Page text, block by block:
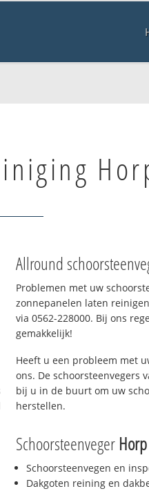
Allround
Problemen met uw
zonnepanelen laten
via 0562-228000. Bij ons
gemakkelijk!
Heeft u een probleem met
ons. De schoorsteenvegers
bij u in de buurt om uw
herstellen.
Schoorsteenveger Horp
Schoorsteenvegen en
Dakgoten reining en